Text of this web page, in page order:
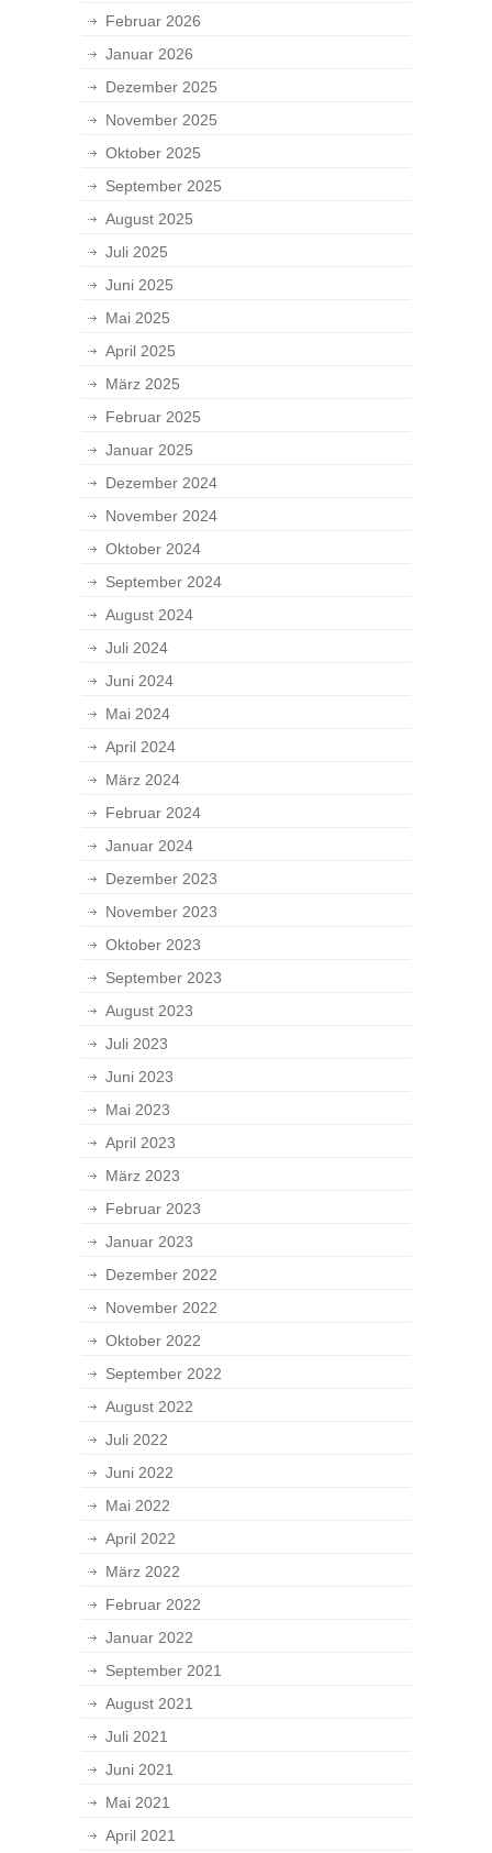
Februar 2026
Januar 2026
Dezember 2025
November 2025
Oktober 2025
September 2025
August 2025
Juli 2025
Juni 2025
Mai 2025
April 2025
März 2025
Februar 2025
Januar 2025
Dezember 2024
November 2024
Oktober 2024
September 2024
August 2024
Juli 2024
Juni 2024
Mai 2024
April 2024
März 2024
Februar 2024
Januar 2024
Dezember 2023
November 2023
Oktober 2023
September 2023
August 2023
Juli 2023
Juni 2023
Mai 2023
April 2023
März 2023
Februar 2023
Januar 2023
Dezember 2022
November 2022
Oktober 2022
September 2022
August 2022
Juli 2022
Juni 2022
Mai 2022
April 2022
März 2022
Februar 2022
Januar 2022
September 2021
August 2021
Juli 2021
Juni 2021
Mai 2021
April 2021